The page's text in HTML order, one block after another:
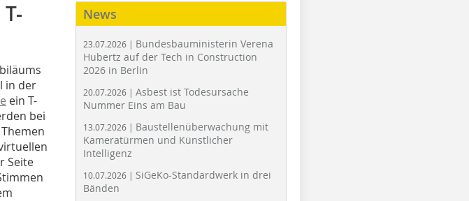
in der
ein T-
bei
Seite
News
23.07.2026 | Bundesbauministerin Verena
Hubertz auf der Tech in Construction
2026 in Berlin
20.07.2026 | Asbest ist Todesursache
Nummer Eins am Bau
13.07.2026 | Baustellenüberwachung mit
Kameratürmen und Künstlicher
Intelligenz
10.07.2026 | SiGeKo-Standardwerk in drei
Bänden